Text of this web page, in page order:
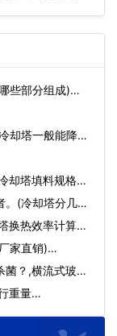
些部分组成)…
却塔一般能降温
却塔填料规格…
。(冷却塔分几大
换热效率计算…
家直销)…
？,横流式玻璃
重量…